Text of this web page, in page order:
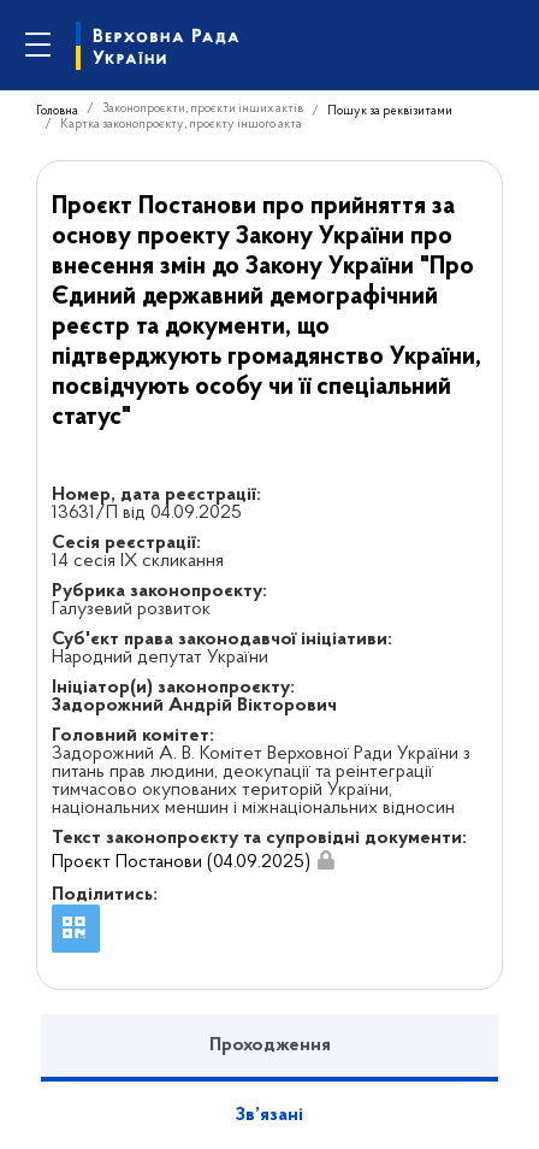
Головна Законопроєкти, проєкти інших актів
Пошук за реквізитами
Картка законопроєкту, проєкту іншого акта
Проєкт Постанови про прийняття за
основу проекту Закону України про
внесення змін до Закону України "Про
Єдиний державний демографічний
реєстр та документи, що
підтверджують громадянство України,
посвідчують особу чи її спеціальний
статус"
Номер, дата реєстрації:
13631/П від 04.09.2025
Сесія реєстрації:
14 сесія IX скликання
Рубрика законопроєкту:
Галузевий розвиток
Суб'єкт права законодавчої ініціативи:
Народний депутат України
Ініціатор(и) законопроєкту:
Задорожний Андрій Вікторович
Головний комітет:
Задорожний А. В. Комітет Верховної Ради України з
питань прав людини, деокупації та реінтеграції
тимчасово окупованих територій України,
національних меншин і міжнаціональних відносин
Текст законопроєкту та супровідні документи:
Проєкт Постанови (04.09.2025)
Поділитись:
Проходження
Зв’язані